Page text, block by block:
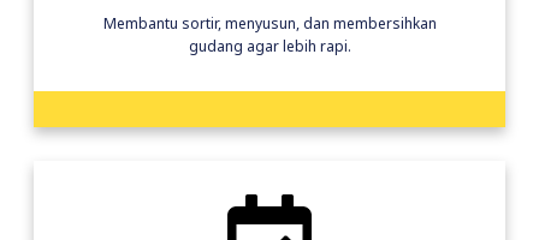
Membantu sortir, menyusun, dan membersihkan
gudang agar lebih rapi.